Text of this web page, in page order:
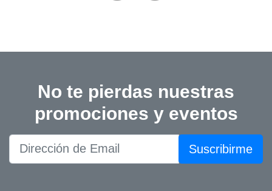
No te pierdas nuestras
promociones y eventos
Suscribirme